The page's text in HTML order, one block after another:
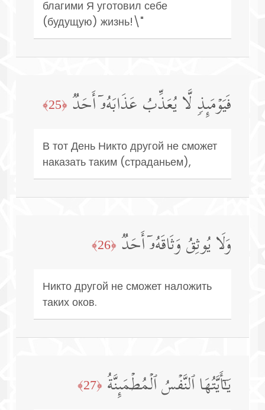
благими Я уготовил себе
(будущую) жизнь!\"
فَیَوۡمَىِٕذࣲ لَّا یُعَذِّبُ عَذَابَهُۥۤ أَحَدࣱ ﴿25﴾
В тот День Никто другой не сможет
наказать таким (страданьем),
وَلَا یُوثِقُ وَثَاقَهُۥۤ أَحَدࣱ ﴿26﴾
Никто другой не сможет наложить
таких оков.
یَـٰۤأَیَّتُهَا ٱلنَّفۡسُ ٱلۡمُطۡمَىِٕنَّةُ ﴿27﴾